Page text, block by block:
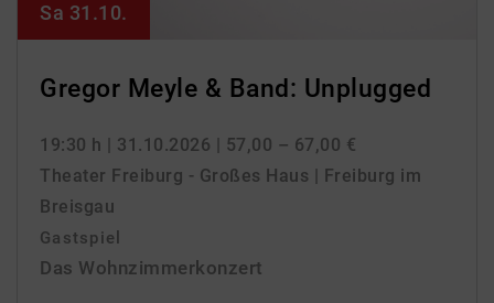
Gregor Meyle & Band: Unplugged
19:30 h | 31.10.2026 | 57,00 – 67,00 €
Theater Freiburg - Großes Haus | Freiburg im
Breisgau
Gastspiel
Das Wohnzimmerkonzert
Sa 31.10.